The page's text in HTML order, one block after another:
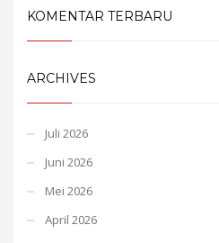
KOMENTAR TERBARU
ARCHIVES
Juli 2026
Juni 2026
Mei 2026
April 2026